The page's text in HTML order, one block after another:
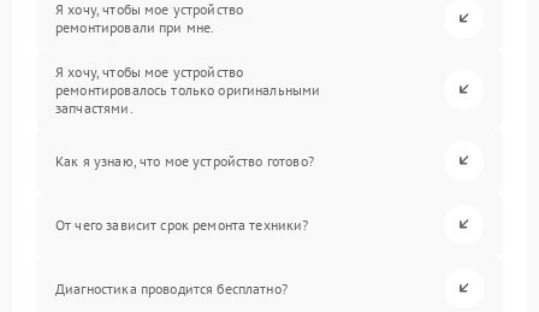
Я хочу, чтобы мое устройство
ремонтировали при мне.
Я хочу, чтобы мое устройство
ремонтировалось только оригинальными
запчастями.
Как я узнаю, что мое устройство готово?
От чего зависит срок ремонта техники?
Диагностика проводится бесплатно?